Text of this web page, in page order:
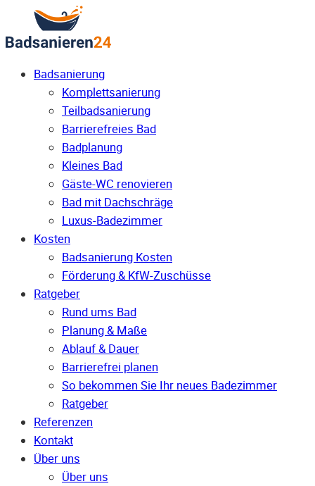
Badsanierung
Komplettsanierung
Teilbadsanierung
Barrierefreies Bad
Badplanung
Kleines Bad
Gäste-WC renovieren
Bad mit Dachschräge
Luxus-Badezimmer
Kosten
Badsanierung Kosten
Förderung & KfW-Zuschüsse
Ratgeber
Rund ums Bad
Planung & Maße
Ablauf & Dauer
Barrierefrei planen
So bekommen Sie Ihr neues Badezimmer
Ratgeber
Referenzen
Kontakt
Über uns
Über uns